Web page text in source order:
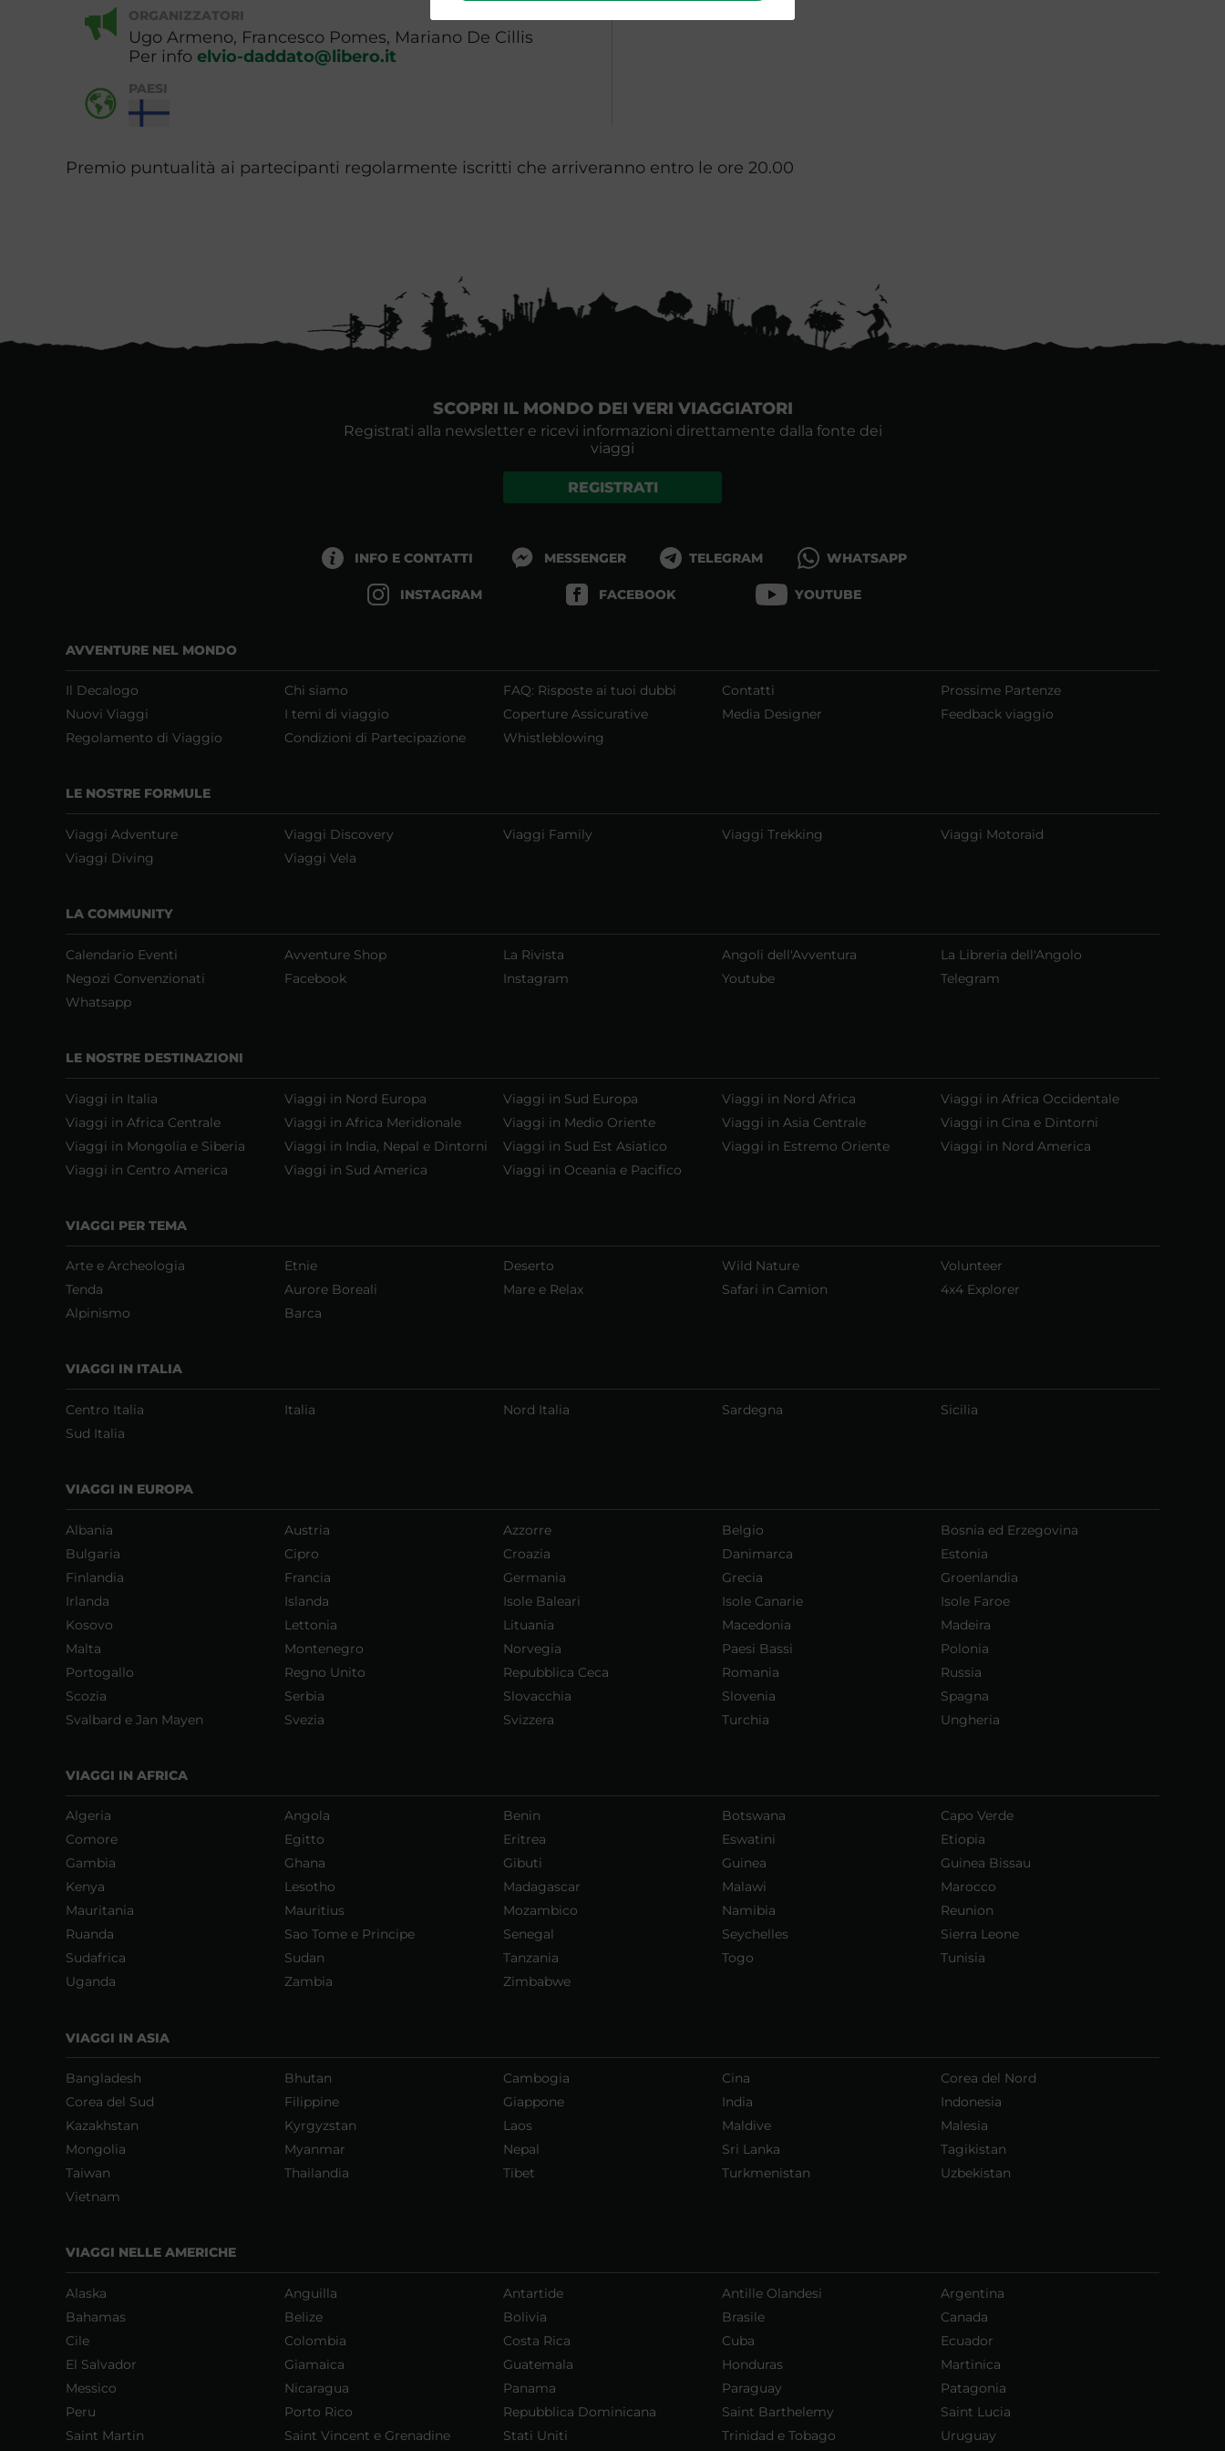
ORGANIZZATORI
Ugo Armeno, Francesco Pomes, Mariano De Cillis
Per info elvio-daddato@libero.it
PAESI
Premio puntualità ai partecipanti regolarmente iscritti che arriveranno entro le ore 20.00
SCOPRI IL MONDO DEI VERI VIAGGIATORI
Registrati alla newsletter e ricevi informazioni direttamente dalla fonte dei
viaggi
REGISTRATI
INFO E CONTATTI MESSENGER TELEGRAM WHATSAPP
INSTAGRAM FACEBOOK YOUTUBE
AVVENTURE NEL MONDO
Il Decalogo Chi siamo FAQ: Risposte ai tuoi dubbi Contatti
Prossime Partenze
Nuovi Viaggi
I temi di viaggio Coperture Assicurative Media Designer
Feedback viaggio
Regolamento di Viaggio
Condizioni di Partecipazione Whistleblowing
LE NOSTRE FORMULE
Viaggi Adventure Viaggi Discovery Viaggi Family Viaggi Trekking
Viaggi Motoraid
Viaggi Diving
Viaggi Vela
LA COMMUNITY
Calendario Eventi Avventure Shop La Rivista Angoli dell'Avventura
La Libreria dell'Angolo
Negozi Convenzionati
Facebook Instagram Youtube
Telegram
Whatsapp
LE NOSTRE DESTINAZIONI
Viaggi in Italia Viaggi in Nord Europa Viaggi in Sud Europa Viaggi in Nord Africa
Viaggi in Africa Occidentale
Viaggi in Africa Centrale
Viaggi in Africa Meridionale Viaggi in Medio Oriente Viaggi in Asia Centrale
Viaggi in Cina e Dintorni
Viaggi in Mongolia e Siberia
Viaggi in India, Nepal e Dintorni Viaggi in Sud Est Asiatico Viaggi in Estremo Oriente
Viaggi in Nord America
Viaggi in Centro America
Viaggi in Sud America Viaggi in Oceania e Pacifico
VIAGGI PER TEMA
Arte e Archeologia Etnie Deserto Wild Nature
Volunteer
Tenda
Aurore Boreali Mare e Relax Safari in Camion
4x4 Explorer
Alpinismo
Barca
VIAGGI IN ITALIA
Centro Italia Italia Nord Italia Sardegna
Sicilia
Sud Italia
VIAGGI IN EUROPA
Albania Austria Azzorre Belgio
Bosnia ed Erzegovina
Bulgaria
Cipro Croazia Danimarca
Estonia
Finlandia
Francia Germania Grecia
Groenlandia
Irlanda
Islanda Isole Baleari Isole Canarie
Isole Faroe
Kosovo
Lettonia Lituania Macedonia
Madeira
Malta
Montenegro Norvegia Paesi Bassi
Polonia
Portogallo
Regno Unito Repubblica Ceca Romania
Russia
Scozia
Serbia Slovacchia Slovenia
Spagna
Svalbard e Jan Mayen
Svezia Svizzera Turchia Ungheria
VIAGGI IN AFRICA
Algeria Angola Benin Botswana
Capo Verde
Comore
Egitto Eritrea Eswatini
Etiopia
Gambia
Ghana Gibuti Guinea
Guinea Bissau
Kenya
Lesotho Madagascar Malawi
Marocco
Mauritania
Mauritius Mozambico Namibia
Reunion
Ruanda
Sao Tome e Principe Senegal Seychelles
Sierra Leone
Sudafrica
Sudan Tanzania Togo
Tunisia
Uganda
Zambia Zimbabwe
VIAGGI IN ASIA
Bangladesh Bhutan Cambogia Cina
Corea del Nord
Corea del Sud
Filippine Giappone India
Indonesia
Kazakhstan
Kyrgyzstan Laos Maldive
Malesia
Mongolia
Myanmar Nepal Sri Lanka
Tagikistan
Taiwan
Thailandia Tibet Turkmenistan
Uzbekistan
Vietnam
VIAGGI NELLE AMERICHE
Alaska Anguilla Antartide Antille Olandesi
Argentina
Bahamas
Belize Bolivia Brasile
Canada
Cile
Colombia Costa Rica Cuba
Ecuador
El Salvador
Giamaica Guatemala Honduras
Martinica
Messico
Nicaragua Panama Paraguay
Patagonia
Peru
Porto Rico Repubblica Dominicana Saint Barthelemy
Saint Lucia
Saint Martin
Saint Vincent e Grenadine Stati Uniti Trinidad e Tobago Uruguay